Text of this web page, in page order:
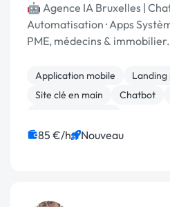
🤖 Agence IA Bruxelles |
Automatisation · Apps
PME, médecins &
Application mobile Landing
Site clé en main
Chatbot
85 €/h Nouveau